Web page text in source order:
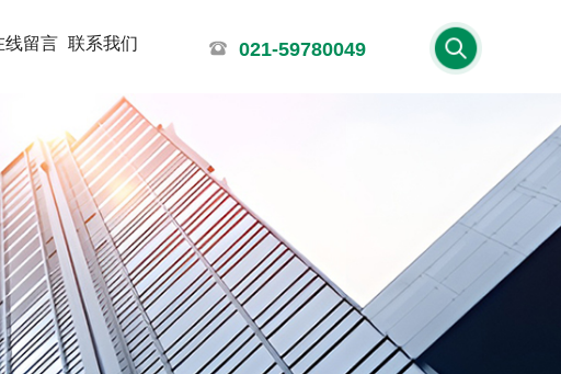
线留言 联系我们 021-59780049